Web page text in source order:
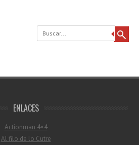
Buscar
ENLACES
Actionman 4×4
Al filo de lo Cutre